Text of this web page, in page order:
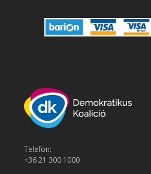
Telefon:
+36 21 300 1000